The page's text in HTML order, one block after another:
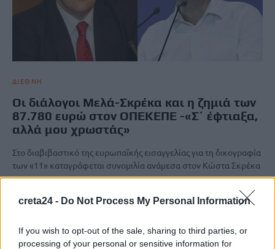
creta24 - Do Not Process My Personal Information
If you wish to opt-out of the sale, sharing to third parties, or
processing of your personal or sensitive information for
ΔΙΕΘΝΗ
Οι διάλογοι Μελά-Σκρέκα και η ζημιά των
87.780 ευρώ στον ΟΠΕΚΕΠΕ -«Σ΄ έφτιαξα,
αλλά μου χρωστάς»
Στο διαβιβαστικό της ευρωπαϊκής εισαγγελίας για τη δικογραφία
των «11» καταγράφεται συνομιλία ανάμεσα στον Κώστα Σκρέκα
και τον…
Newsroom 4 Απριλίου, 2026
ΡΟΗ ΕΙΔΗΣΕΩΝ